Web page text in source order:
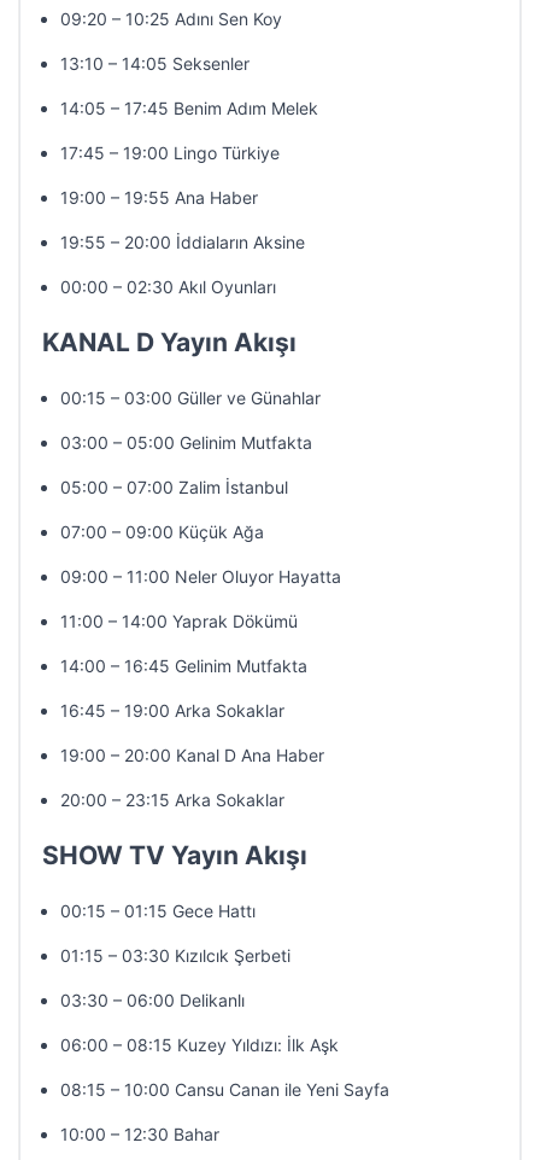
09:20 – 10:25 Adını Sen Koy
13:10 – 14:05 Seksenler
14:05 – 17:45 Benim Adım Melek
17:45 – 19:00 Lingo Türkiye
19:00 – 19:55 Ana Haber
19:55 – 20:00 İddiaların Aksine
00:00 – 02:30 Akıl Oyunları
KANAL D Yayın Akışı
00:15 – 03:00 Güller ve Günahlar
03:00 – 05:00 Gelinim Mutfakta
05:00 – 07:00 Zalim İstanbul
07:00 – 09:00 Küçük Ağa
09:00 – 11:00 Neler Oluyor Hayatta
11:00 – 14:00 Yaprak Dökümü
14:00 – 16:45 Gelinim Mutfakta
16:45 – 19:00 Arka Sokaklar
19:00 – 20:00 Kanal D Ana Haber
20:00 – 23:15 Arka Sokaklar
SHOW TV Yayın Akışı
00:15 – 01:15 Gece Hattı
01:15 – 03:30 Kızılcık Şerbeti
03:30 – 06:00 Delikanlı
06:00 – 08:15 Kuzey Yıldızı: İlk Aşk
08:15 – 10:00 Cansu Canan ile Yeni Sayfa
10:00 – 12:30 Bahar